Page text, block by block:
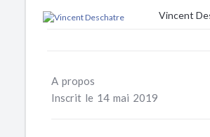
Vincent
A propos
Inscrit le 14 mai 2019